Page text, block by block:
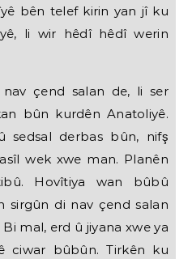
bên telef kirin yan jî ku
li wir hêdî hêdî werin
çend salan de, li ser
bûn kurdên Anatoliyê.
sedsal derbas bûn, nifş
wek xwe man. Planên
Hovîtiya wan bûbû
sirgûn di nav çend salan
mal, erd û jiyana xwe ya
ciwar bûbûn. Tirkên ku